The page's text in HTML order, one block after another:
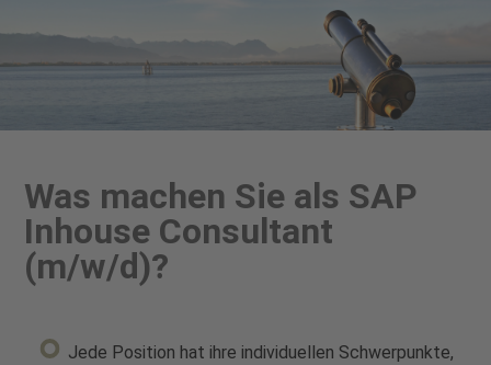
Was machen Sie als SAP
Inhouse Consultant
(m/w/d)?
Jede Position hat ihre individuellen Schwerpunkte,